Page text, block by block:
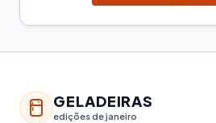
GELADEIRAS
edições de janeiro